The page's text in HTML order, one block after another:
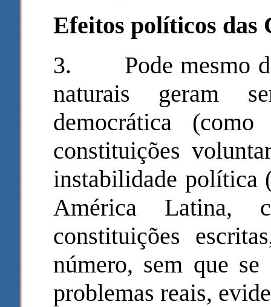
Efeitos políticos das
3. Pode mesmo
naturais geram
democrática
constituições
instabilidade política
América Latina,
constituições
número, sem que
problemas reais,